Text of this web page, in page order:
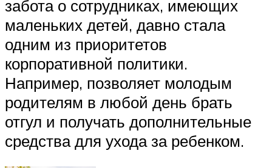
забота о сотрудниках, имеющих
маленьких детей, давно стала
одним из приоритетов
корпоративной политики.
Например, позволяет молодым
родителям в любой день брать
отгул и получать дополнительные
средства для ухода за ребенком.